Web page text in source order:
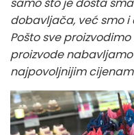
dobavljača, već smo i
Pošto sve
proizvode
najpovoljnijim